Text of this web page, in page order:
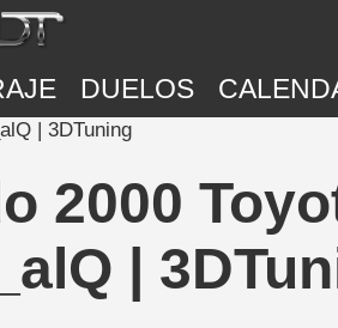
DUELOS
| 3DTuning
2000
|